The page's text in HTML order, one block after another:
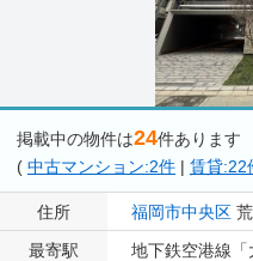
掲載中の物件は24件あります
( 中古マンション:2件 | 賃貸:22
住所 福岡市中央区
最寄駅
地下鉄空港線